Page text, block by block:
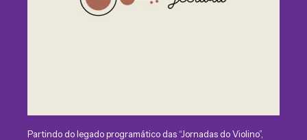
Partindo do legado programático das “Jornadas do Violino”,